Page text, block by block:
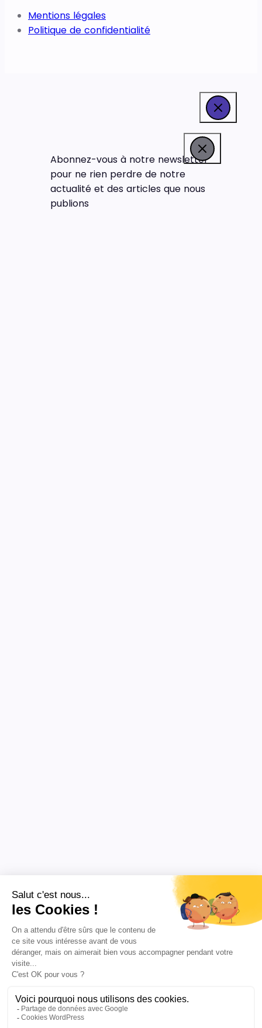
Mentions légales
Politique de confidentialité
Abonnez-vous à notre newsletter
pour ne rien perdre de notre
actualité et des articles que nous
publions